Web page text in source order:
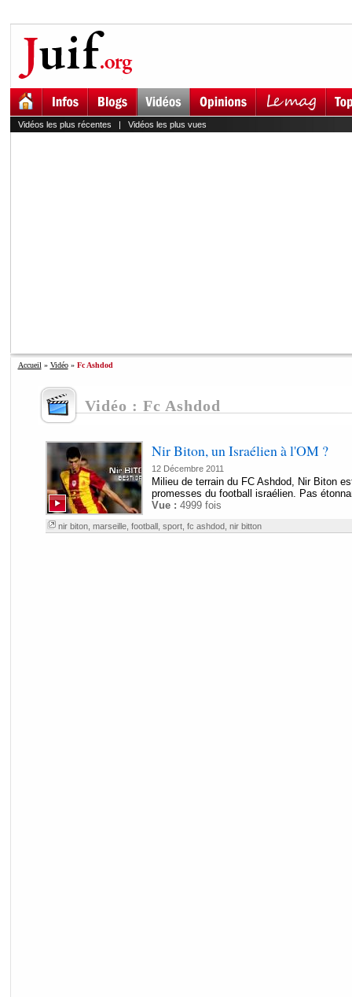
Vidéos les plus récentes | Vidéos les plus vues
Accueil » Vidéo» Fc Ashdod
Vidéo : Fc Ashdod
Nir Biton, un Israélien à l'OM ?
12 Décembre 2011
Milieu de terrain du FC Ashdod, Nir Biton
promesses du football israélien. Pas
Vue : 4999 fois
nir biton, marseille, football, sport, fc ashdod, nir bitton